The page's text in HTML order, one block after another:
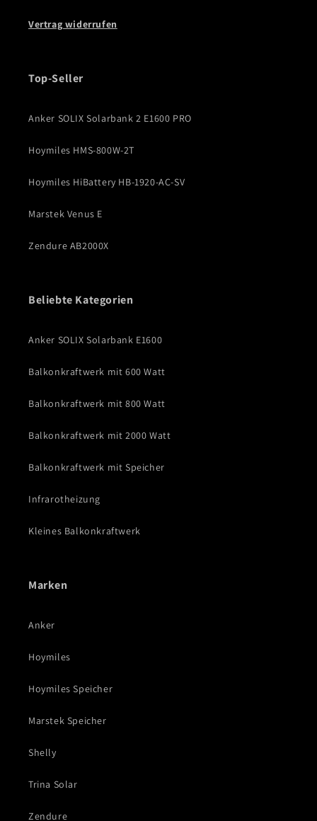
Vertrag widerrufen
Top-Seller
Anker SOLIX Solarbank 2 E1600 PRO
Hoymiles HMS-800W-2T
Hoymiles HiBattery HB-1920-AC-SV
Marstek Venus E
Zendure AB2000X
Beliebte Kategorien
Anker SOLIX Solarbank E1600
Balkonkraftwerk mit 600 Watt
Balkonkraftwerk mit 800 Watt
Balkonkraftwerk mit 2000 Watt
Balkonkraftwerk mit Speicher
Infrarotheizung
Kleines Balkonkraftwerk
Marken
Anker
Hoymiles
Hoymiles Speicher
Marstek Speicher
Shelly
Trina Solar
Zendure